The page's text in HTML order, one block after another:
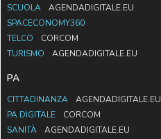
SCUOLA
AGENDADIGITALE.EU
SPACECONOMY360
TELCO
CORCOM
TURISMO
AGENDADIGITALE.EU
PA
CITTADINANZA
AGENDADIGITALE.EU
PA DIGITALE
CORCOM
SANITÀ
AGENDADIGITALE.EU